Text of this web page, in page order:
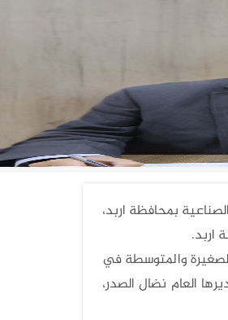
بمحافظة اربد،
اربد.
والمتوسطة في
العام نضال الصدر،